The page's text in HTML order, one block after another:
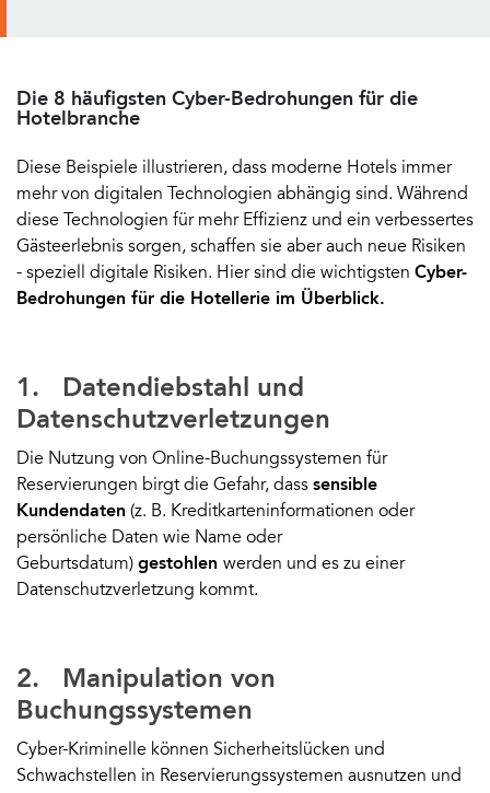
Die 8 häufigsten Cyber-Bedrohungen für die
Hotelbranche
Diese Beispiele illustrieren, dass moderne Hotels immer
mehr von digitalen Technologien abhängig sind. Während
diese Technologien für mehr Effizienz und ein verbessertes
Gästeerlebnis sorgen, schaffen sie aber auch neue Risiken
- speziell digitale Risiken. Hier sind die wichtigsten Cyber-
Bedrohungen für die Hotellerie im Überblick.
1. Datendiebstahl und
Datenschutzverletzungen
Die Nutzung von Online-Buchungssystemen für
Reservierungen birgt die Gefahr, dass sensible
Kundendaten (z. B. Kreditkarteninformationen oder
persönliche Daten wie Name oder
Geburtsdatum) gestohlen werden und es zu einer
Datenschutzverletzung kommt.
2. Manipulation von
Buchungssystemen
Cyber-Kriminelle können Sicherheitslücken und
Schwachstellen in Reservierungssystemen ausnutzen und